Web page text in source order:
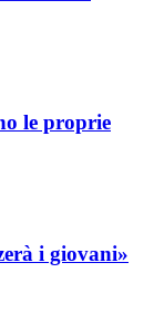
le proprie
i giovani»